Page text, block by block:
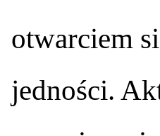
otwarciem
jedności.